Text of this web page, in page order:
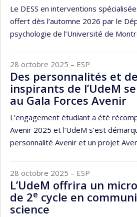
Le DESS en interventions
offert dès l’automne 2026 par le
psychologie de l’Université de
28 octobre 2025 – ESP
Des personnalités et
inspirants de l’UdeM
au Gala Forces Avenir
L’engagement étudiant a été
Avenir 2025 et l’UdeM s’est
personnalité Avenir et un projet
28 octobre 2025 – ESP
L’UdeM offrira un
de 2e cycle en
science